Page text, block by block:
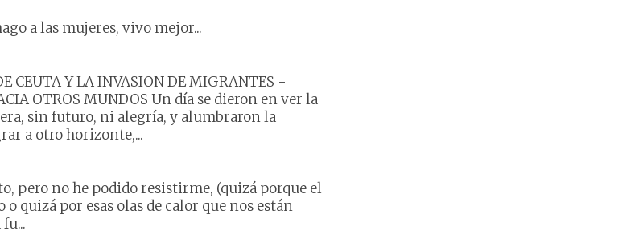
a las mujeres, vivo mejor...
CEUTA Y LA INVASION DE MIGRANTES -
OTROS MUNDOS Un día se dieron en ver la
sin futuro, ni alegría, y alumbraron la
a otro horizonte,...
pero no he podido resistirme, (quizá porque el
quizá por esas olas de calor que nos están